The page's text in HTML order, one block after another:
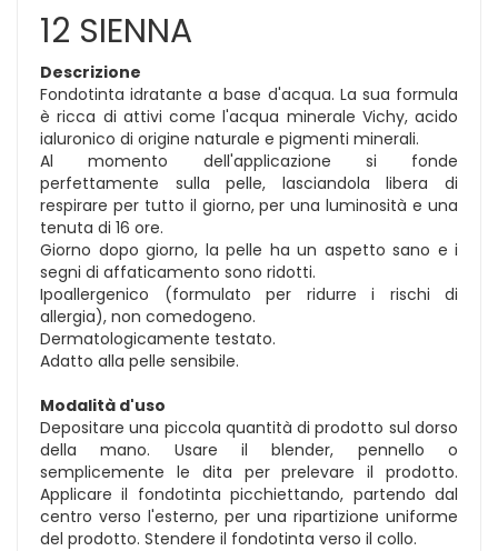
12 SIENNA
Descrizione
Fondotinta idratante a base d'acqua. La sua formula
è ricca di attivi come l'acqua minerale Vichy, acido
ialuronico di origine naturale e pigmenti minerali.
Al momento dell'applicazione si fonde
perfettamente sulla pelle, lasciandola libera di
respirare per tutto il giorno, per una luminosità e una
tenuta di 16 ore.
Giorno dopo giorno, la pelle ha un aspetto sano e i
segni di affaticamento sono ridotti.
Ipoallergenico (formulato per ridurre i rischi di
allergia), non comedogeno.
Dermatologicamente testato.
Adatto alla pelle sensibile.
Modalità d'uso
Depositare una piccola quantità di prodotto sul dorso
della mano. Usare il blender, pennello o
semplicemente le dita per prelevare il prodotto.
Applicare il fondotinta picchiettando, partendo dal
centro verso l'esterno, per una ripartizione uniforme
del prodotto. Stendere il fondotinta verso il collo.